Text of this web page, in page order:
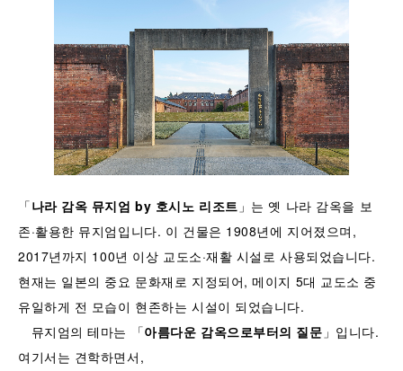
「나라 감옥 뮤지엄 by 호시노 리조트 」는 옛 나라 감옥을 보
존·활용한 뮤지엄입니다. 이 건물은 1908년에 지어졌으며,
2017년까지 100년 이상 교도소·재활 시설로 사용되었습니다.
현재는 일본의 중요 문화재로 지정되어, 메이지 5대 교도소 중
유일하게 전 모습이 현존하는 시설이 되었습니다.
뮤지엄의 테마는 「아름다운 감옥으로부터의 질문 」입니다.
여기서는 견학하면서,